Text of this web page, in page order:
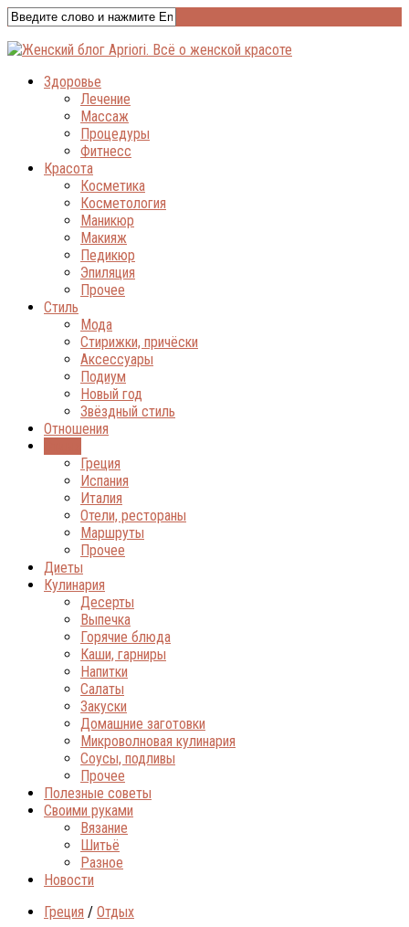
Здоровье
Лечение
Массаж
Процедуры
Фитнесс
Красота
Косметика
Косметология
Маникюр
Макияж
Педикюр
Эпиляция
Прочее
Стиль
Мода
Стирижки, причёски
Аксессуары
Подиум
Новый год
Звёздный стиль
Отношения
Греция
Испания
Италия
Отели, рестораны
Маршруты
Прочее
Диеты
Кулинария
Десерты
Выпечка
Горячие блюда
Каши, гарниры
Напитки
Салаты
Закуски
Домашние заготовки
Микроволновая кулинария
Соусы, подливы
Прочее
Полезные советы
Своими руками
Вязание
Шитьё
Разное
Новости
Греция / Отдых